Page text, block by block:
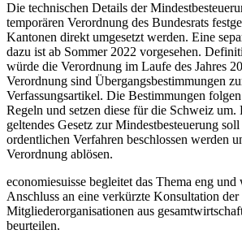
Die technischen Details der
temporären Verordnung des Bundesrats
Kantonen direkt umgesetzt werden. Eine
dazu ist ab Sommer 2022 vorgesehen.
würde die Verordnung im Laufe des Jahres
Verordnung sind Übergangsbestimmungen
Verfassungsartikel. Die Bestimmungen
Regeln und setzen diese für die Schweiz um.
geltendes Gesetz zur Mindestbesteuerung
ordentlichen Verfahren beschlossen werden
Verordnung ablösen.
economiesuisse begleitet das Thema eng
Anschluss an eine verkürzte Konsultation der
Mitgliederorganisationen aus
beurteilen.